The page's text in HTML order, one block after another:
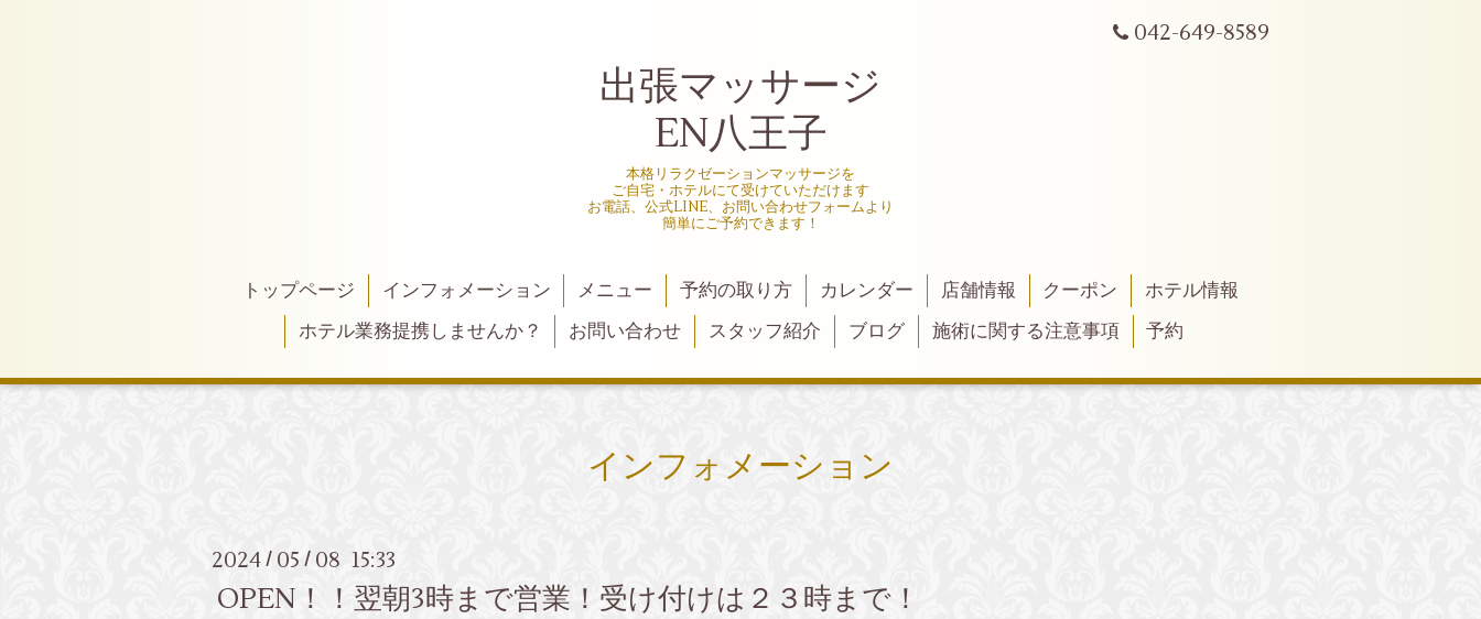
042-649-8589
出張マッサージ
EN八王子
本格リラクゼーションマッサージを
ご自宅・ホテルにて受けていただけます
お電話、公式LINE、お問い合わせフォームより
簡単にご予約できます！
トップページ インフォメーション メニュー 予約の取り方 カレンダー 店舗情報 クーポン
ホテル情報
ホテル業務提携しませんか？
お問い合わせ スタッフ紹介 ブログ 施術に関する注意事項 予約
インフォメーション
2024 / 05 / 08 15:33
OPEN！！翌朝3時まで営業！受け付けは２３時まで！